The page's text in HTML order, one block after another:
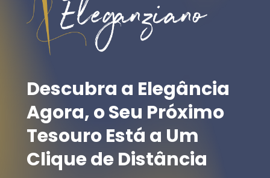
Descubra a Elegância
Agora,oSeu Próximo
TesouroEstá a Um
CliquedeDistância